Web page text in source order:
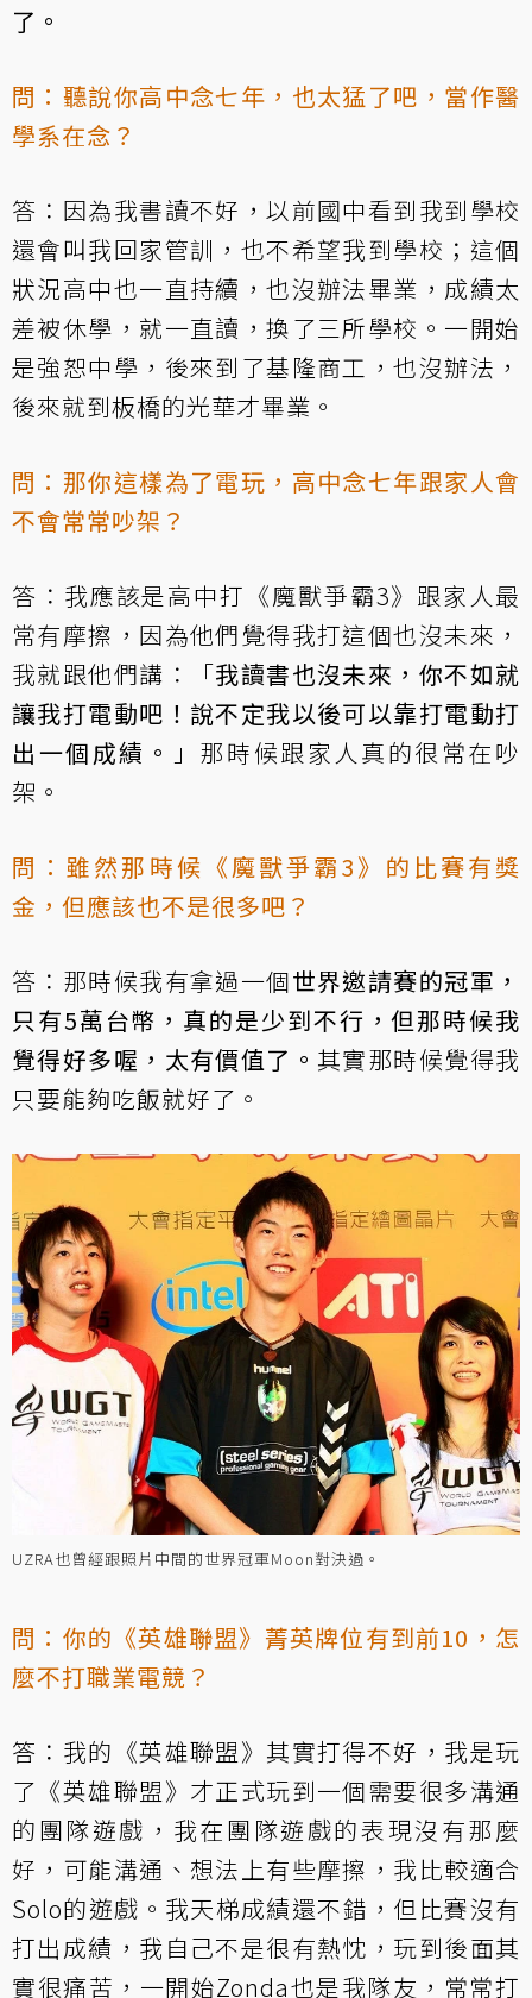
了。
問：聽說你高中念七年，也太猛了吧，當作醫
學系在念？
答：因為我書讀不好，以前國中看到我到學校
還會叫我回家管訓，也不希望我到學校；這個
狀況高中也一直持續，也沒辦法畢業，成績太
差被休學，就一直讀，換了三所學校。一開始
是強恕中學，後來到了基隆商工，也沒辦法，
後來就到板橋的光華才畢業。
問：那你這樣為了電玩，高中念七年跟家人會
不會常常吵架？
答：我應該是高中打《魔獸爭霸3》跟家人最
常有摩擦，因為他們覺得我打這個也沒未來，
我就跟他們講：「我讀書也沒未來，你不如就
讓我打電動吧！說不定我以後可以靠打電動打
出一個成績。 」那時候跟家人真的很常在吵
架。
問：雖然那時候《魔獸爭霸3》的比賽有獎
金，但應該也不是很多吧？
答：那時候我有拿過一個世界邀請賽的冠軍，
只有5萬台幣，真的是少到不行，但那時候我
覺得好多喔，太有價值了。 其實那時候覺得我
只要能夠吃飯就好了。
UZRA也曾經跟照片中間的世界冠軍Moon對決過。
問：你的《英雄聯盟》菁英牌位有到前10，怎
麼不打職業電競？
答：我的《英雄聯盟》其實打得不好，我是玩
了《英雄聯盟》才正式玩到一個需要很多溝通
的團隊遊戲，我在團隊遊戲的表現沒有那麼
好，可能溝通、想法上有些摩擦，我比較適合
Solo的遊戲。我天梯成績還不錯，但比賽沒有
打出成績，我自己不是很有熱忱，玩到後面其
實很痛苦，一開始Zonda也是我隊友，常常打